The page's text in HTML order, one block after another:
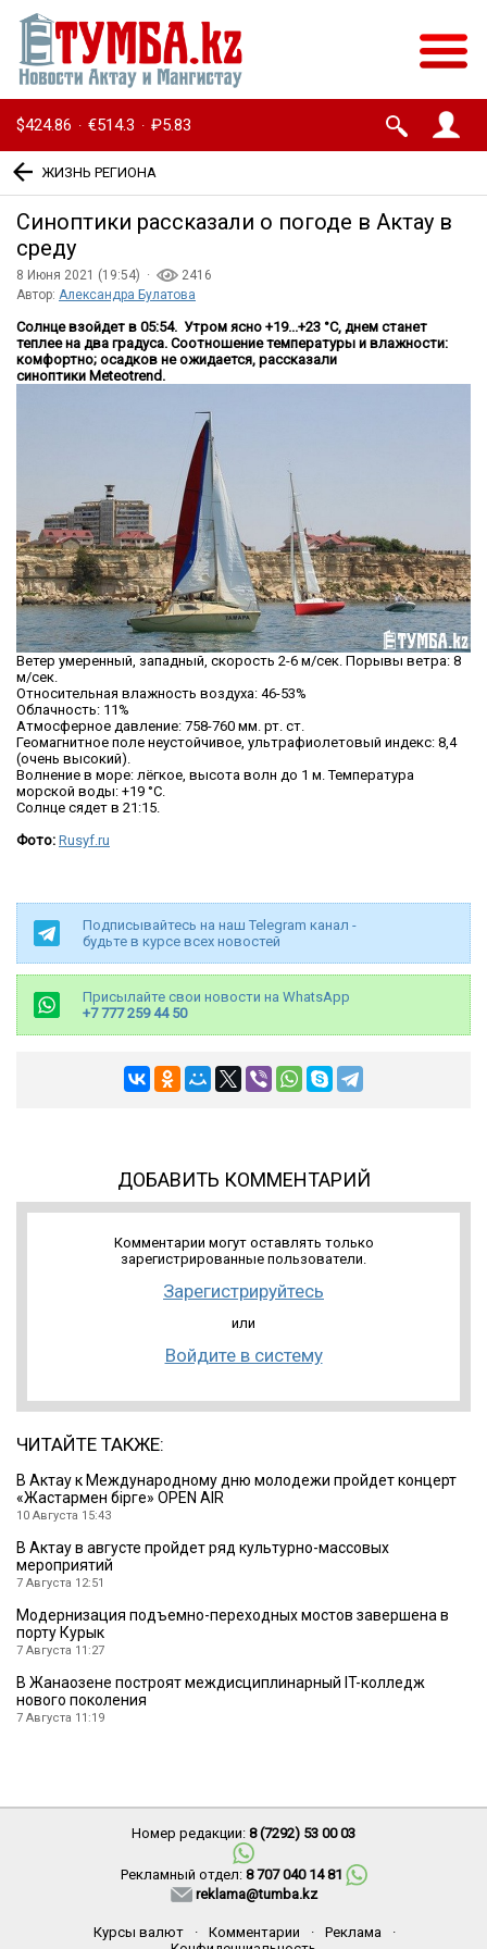
$424.86 · €514.3 · ₽5.83
ЖИЗНЬ РЕГИОНА
Синоптики рассказали о погоде в Актау в
среду
8 Июня 2021 (19:54) ·
2416
Автор: Александра Булатова
Солнце взойдет в 05:54. Утром ясно +19...+23 °C, днем станет
теплее на два градуса. Соотношение температуры и влажности:
комфортно; осадков не ожидается, рассказали
синоптики Meteotrend.
Ветер умеренный, западный, скорость 2-6 м/сек. Порывы ветра: 8
м/сек.
Относительная влажность воздуха: 46-53%
Облачность: 11%
Атмосферное давление: 758-760 мм. рт. ст.
Геомагнитное поле неустойчивое, ультрафиолетовый индекс: 8,4
(очень высокий).
Волнение в море: лёгкое, высота волн до 1 м. Температура
морской воды: +19 °C.
Солнце сядет в 21:15.
Фото: Rusyf.ru
Подписывайтесь на наш Telegram канал -
будьте в курсе всех новостей
Присылайте свои новости на WhatsApp
+7 777 259 44 50
ДОБАВИТЬ КОММЕНТАРИЙ
Комментарии могут оставлять только
зарегистрированные пользователи.
Зарегистрируйтесь
или
Войдите в систему
ЧИТАЙТЕ ТАКЖЕ:
В Актау к Международному дню молодежи пройдет концерт
«Жастармен бірге» OPEN AIR
10 Августа 15:43
В Актау в августе пройдет ряд культурно-массовых
мероприятий
7 Августа 12:51
Модернизация подъемно-переходных мостов завершена в
порту Курык
7 Августа 11:27
В Жанаозене построят междисциплинарный IT-колледж
нового поколения
7 Августа 11:19
Номер редакции: 8 (7292) 53 00 03
Рекламный отдел: 8 707 040 14 81
reklama@tumba.kz
Курсы валют · Комментарии · Реклама
·